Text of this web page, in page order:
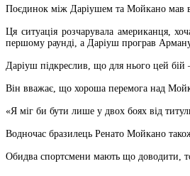
Поєдинок між Даріушем та Мойкано мав
Ця ситуація розчарувала американця,
першому раунді, а Даріуш програв
Даріуш підкреслив, що для нього цей бій
Він вважає, що хороша перемога над
«Я міг би бути лише у двох боях від
Водночас бразилець Ренато Мойкано
Обидва спортсмени мають що доводити,